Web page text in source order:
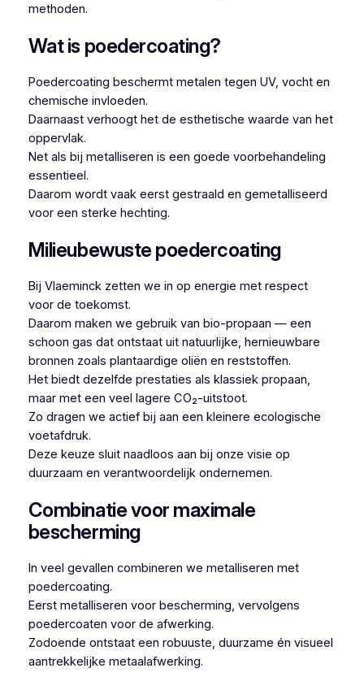
methoden.
Wat is poedercoating?
Poedercoating beschermt metalen tegen UV, vocht en
chemische invloeden.
Daarnaast verhoogt het de esthetische waarde van het
oppervlak.
Net als bij metalliseren is een goede voorbehandeling
essentieel.
Daarom wordt vaak eerst gestraald en gemetalliseerd
voor een sterke hechting.
Milieubewuste poedercoating
Bij Vlaeminck zetten we in op energie met respect
voor de toekomst.
Daarom maken we gebruik van bio-propaan — een
schoon gas dat ontstaat uit natuurlijke, hernieuwbare
bronnen zoals plantaardige oliën en reststoffen.
Het biedt dezelfde prestaties als klassiek propaan,
maar met een veel lagere CO₂-uitstoot.
Zo dragen we actief bij aan een kleinere ecologische
voetafdruk.
Deze keuze sluit naadloos aan bij onze visie op
duurzaam en verantwoordelijk ondernemen.
Combinatie voor maximale
bescherming
In veel gevallen combineren we metalliseren met
poedercoating.
Eerst metalliseren voor bescherming, vervolgens
poedercoaten voor de afwerking.
Zodoende ontstaat een robuuste, duurzame én visueel
aantrekkelijke metaalafwerking.